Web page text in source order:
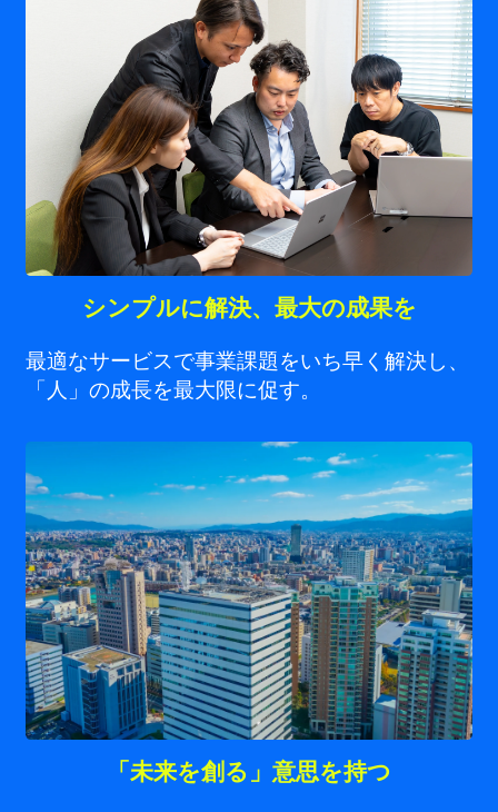
シンプルに解決、最大の成果を
最適なサービスで事業課題をいち早く解決し、
「人」の成長を最大限に促す。
「未来を創る」意思を持つ